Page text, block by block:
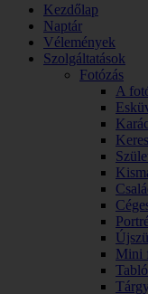
Kezdőlap
Naptár
Vélemények
Szolgáltatások
Fotózás
A
Mini